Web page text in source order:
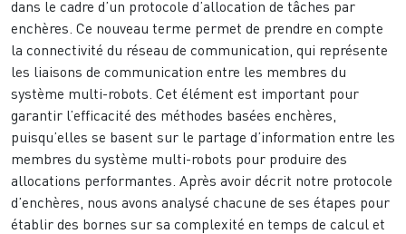
dans le cadre d’un protocole d’allocation de tâches par
enchères. Ce nouveau terme permet de prendre en compte
la connectivité du réseau de communication, qui représente
les liaisons de communication entre les membres du
système multi-robots. Cet élément est important pour
garantir l’efficacité des méthodes basées enchères,
puisqu’elles se basent sur le partage d’information entre les
membres du système multi-robots pour produire des
allocations performantes. Après avoir décrit notre protocole
d’enchères, nous avons analysé chacune de ses étapes pour
établir des bornes sur sa complexité en temps de calcul et